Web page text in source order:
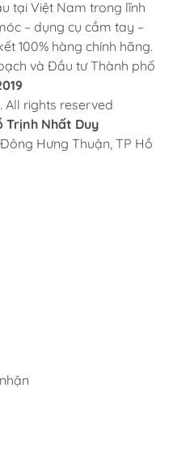
tại Việt Nam trong lĩnh
– dụng cụ cầm tay –
100% hàng chính hãng.
và Đầu tư Thành phố
. All rights reserved
Trịnh Nhất Duy
Hưng Thuận, TP Hồ